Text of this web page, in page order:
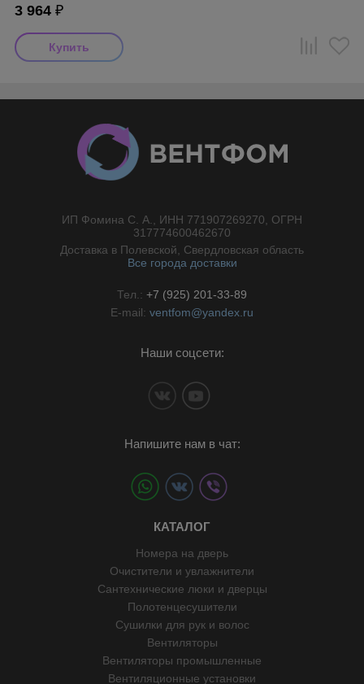
3 964 ₽
ИП Фомина С. А., ИНН 771907269270, ОГРН
317774600462670
Доставка в Полевской, Свердловская область
Все города доставки
Тел.: +7 (925) 201-33-89
E-mail: ventfom@yandex.ru
Наши соцсети:
Напишите нам в чат:
КАТАЛОГ
Номера на дверь
Очистители и увлажнители
Сантехнические люки и дверцы
Полотенцесушители
Сушилки для рук и волос
Вентиляторы
Вентиляторы промышленные
Вентиляционные установки